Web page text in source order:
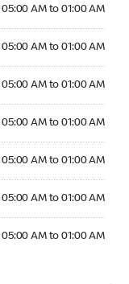
05:00 AM to 01:00 AM
05:00 AM to 01:00 AM
05:00 AM to 01:00 AM
05:00 AM to 01:00 AM
05:00 AM to 01:00 AM
05:00 AM to 01:00 AM
05:00 AM to 01:00 AM